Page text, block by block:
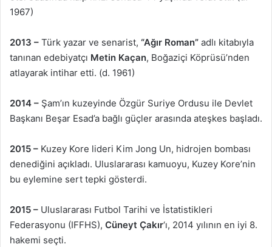
1967)
2013 – Türk yazar ve senarist, “Ağır Roman” adlı kitabıyla
tanınan edebiyatçı Metin Kaçan, Boğaziçi Köprüsü’nden
atlayarak intihar etti. (d. 1961)
2014 – Şam’ın kuzeyinde Özgür Suriye Ordusu ile Devlet
Başkanı Beşar Esad’a bağlı güçler arasında ateşkes başladı.
2015 – Kuzey Kore lideri Kim Jong Un, hidrojen bombası
denediğini açıkladı. Uluslararası kamuoyu, Kuzey Kore’nin
bu eylemine sert tepki gösterdi.
2015 – Uluslararası Futbol Tarihi ve İstatistikleri
Federasyonu (IFFHS), Cüneyt Çakır‘ı, 2014 yılının en iyi 8.
hakemi seçti.